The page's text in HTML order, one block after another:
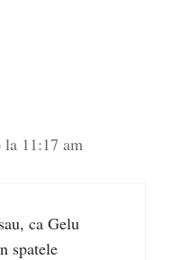
11:17 am
ca Gelu
spatele